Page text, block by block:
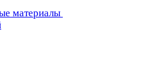
материалы